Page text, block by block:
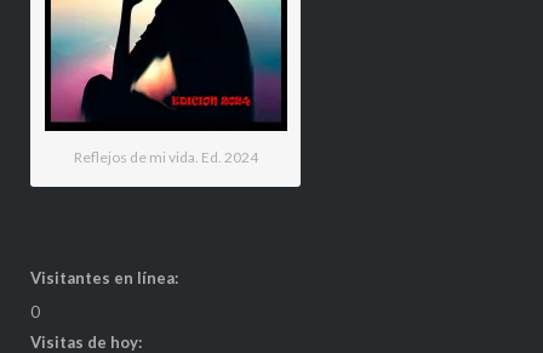
Reflejos de mi vida. Ed. 2024
Visitantes en línea:
0
Visitas de hoy: